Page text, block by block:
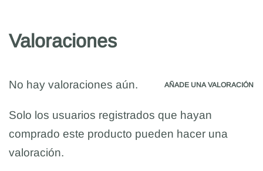
Valoraciones
No hay valoraciones aún. AÑADE UNA VALORACIÓN
Solo los usuarios registrados que hayan
comprado este producto pueden hacer una
valoración.